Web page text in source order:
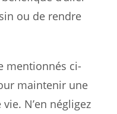
ou de rendre
mentionnés ci-
maintenir une
N’en négligez